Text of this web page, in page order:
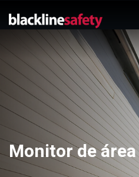
Monitor de área